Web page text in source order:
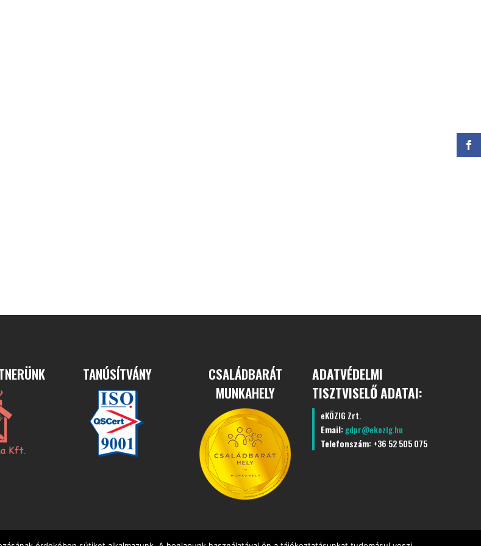
TANÚSÍTVÁNY
CSALÁDBARÁT
MUNKAHELY
ADATVÉDELMI
TISZTVISELŐ ADATAI:
eKÖZIG Zrt.
Email:gdpr@ekozig.hu
Telefonszám:+36 52 505 075